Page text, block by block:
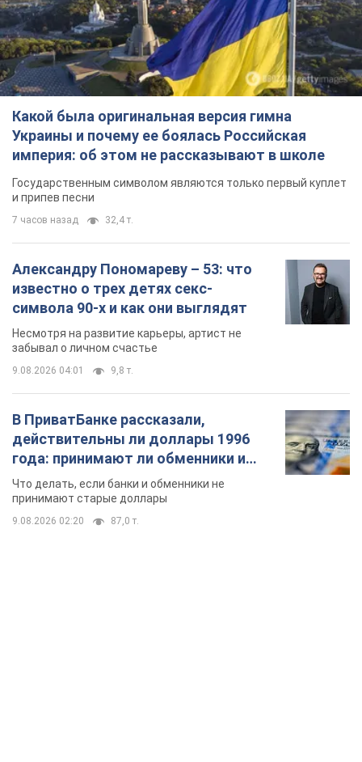
Какой была оригинальная версия гимна
Украины и почему ее боялась Российская
империя: об этом не рассказывают в школе
Государственным символом являются только первый куплет
и припев песни
7 часов назад 32,4 т.
Александру Пономареву – 53: что
известно о трех детях секс-
символа 90-х и как они выглядят
Несмотря на развитие карьеры, артист не
забывал о личном счастье
9.08.2026 04:01 9,8 т.
В ПриватБанке рассказали,
действительны ли доллары 1996
года: принимают ли обменники и
банки такие купюры
Что делать, если банки и обменники не
принимают старые доллары
9.08.2026 02:20 87,0 т.